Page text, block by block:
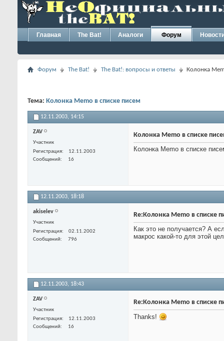
Главная The Bat! Аналоги Форум
Форум The Bat! The Bat!: вопросы и ответы Колонка
Тема: Колонка Memo в списке писем
12.11.2003, 14:15
ZAV
Участник
Регистрация
12.11.2003
Сообщений
16
Колонка Memo в списке
Колонка Memo в списке
12.11.2003, 18:18
akiselev
Участник
Регистрация
02.11.2002
Сообщений
796
Re:Колонка Memo в списке
Как это не получается? А
макрос какой-то для этой
12.11.2003, 18:43
ZAV
Участник
Регистрация
12.11.2003
Сообщений
16
Re:Колонка Memo в списке
Thanks!